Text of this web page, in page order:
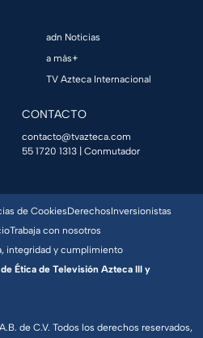
adn Noticias
a más+
TV Azteca Internacional
CONTACTO
contacto@tvazteca.com
55 1720 1313 | Conmutador
de C.V. Todos los derechos reservados,
de CookiesDerechosInversionistas
Trabaja con nosotros
integridad y cumplimiento
Ética de Televisión Azteca III y